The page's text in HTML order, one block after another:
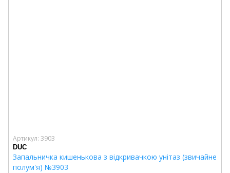
Артикул: 3903
DUC
Запальничка кишенькова з відкривачкою унітаз (звичайне
полум'я) №3903